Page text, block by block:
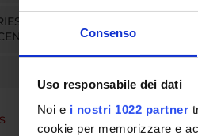
Consenso
Uso responsabile dei dati
Noi e i nostri 1022 partner
cookie per memorizzare e
AND
in
Veneto